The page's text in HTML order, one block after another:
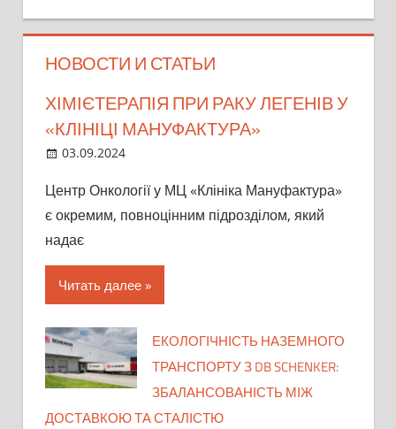
НОВОСТИ И СТАТЬИ
ХІМІЄТЕРАПІЯ ПРИ РАКУ ЛЕГЕНІВ У
«КЛІНІЦІ МАНУФАКТУРА»
03.09.2024
Центр Онкології у МЦ «Клініка Мануфактура»
є окремим, повноцінним підрозділом, який
надає
Читать далее
ЕКОЛОГІЧНІСТЬ НАЗЕМНОГО
ТРАНСПОРТУ З DB SCHENKER:
ЗБАЛАНСОВАНІСТЬ МІЖ
ДОСТАВКОЮ ТА СТАЛІСТЮ